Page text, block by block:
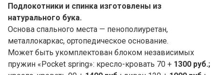
Подлокотники и спинка изготовлены из
натурального бука.
Основа спального места — пенополиуретан,
металлокаркас, ортопедическое основание.
Может быть укомплектован блоком независимых
пружин «Pocket spring»: кресло-кровать 70 + 1300 руб.;